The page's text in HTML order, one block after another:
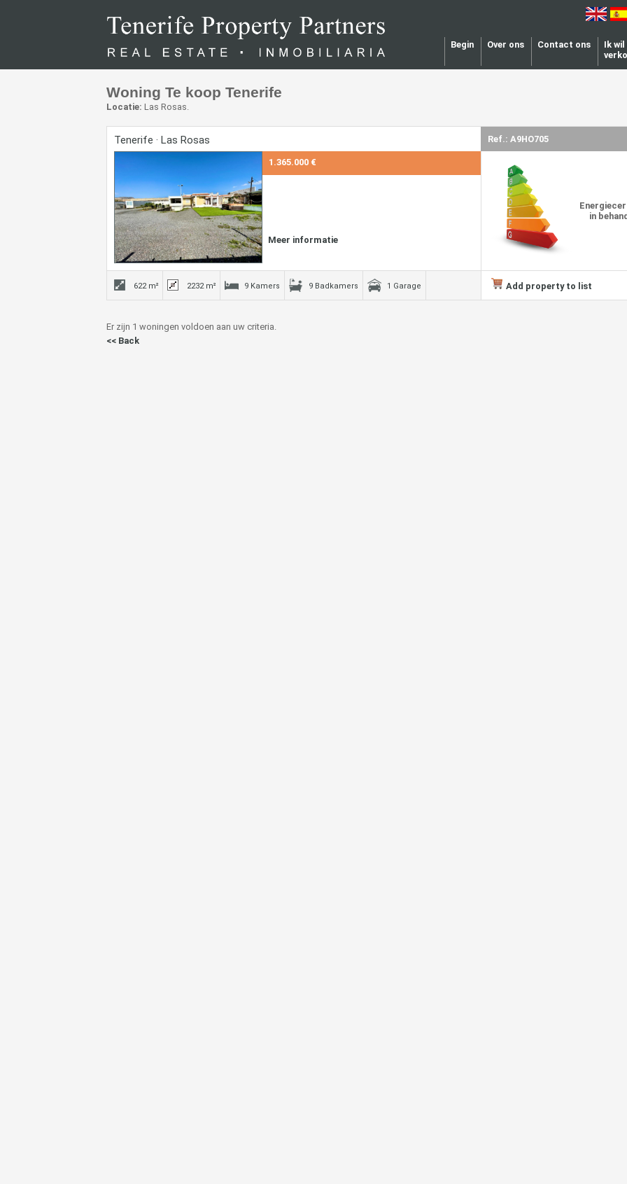
Begin Over ons Contact ons
Ik wil
Woning Te koop Tenerife
Locatie: Las Rosas.
Tenerife · Las Rosas Ref.: A9HO705
1.365.000 €
Meer informatie
in
622 m² 2232 m² 9 Kamers 9 Badkamers 1 Garage Add property to list
Er zijn 1 woningen voldoen aan uw criteria.
<< Back